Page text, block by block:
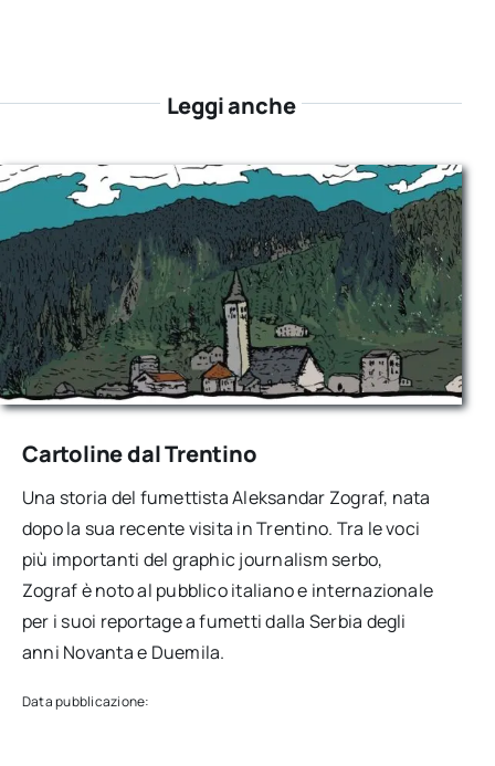
Leggi anche
Cartoline dal Trentino
Una storia del fumettista Aleksandar Zograf, nata
dopo la sua recente visita in Trentino. Tra le voci
più importanti del graphic journalism serbo,
Zograf è noto al pubblico italiano e internazionale
per i suoi reportage a fumetti dalla Serbia degli
anni Novanta e Duemila.
Data pubblicazione: